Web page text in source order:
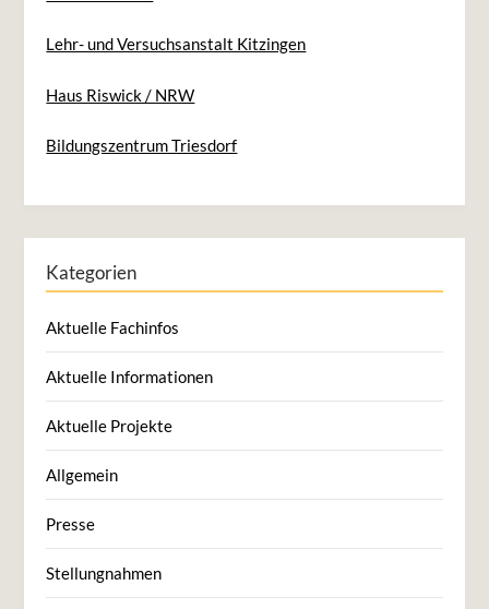
Lehr- und Versuchsanstalt Kitzingen
Haus Riswick / NRW
Bildungszentrum Triesdorf
Kategorien
Aktuelle Fachinfos
Aktuelle Informationen
Aktuelle Projekte
Allgemein
Presse
Stellungnahmen